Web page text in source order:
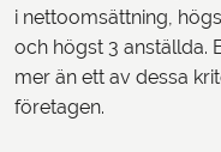
i nettoomsättning,
och högst 3 anställda.
mer än ett av dessa
företagen.